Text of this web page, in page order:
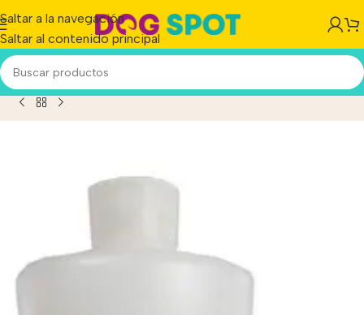
Saltar a la navegación
Saltar al contenido principal
Fórmula Mac Donald Hipoalergénico Perro/Gatos x 1 Lts